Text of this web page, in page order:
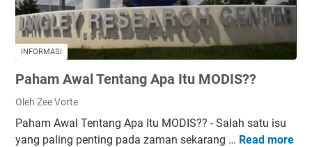
INFORMASI
Paham Awal Tentang Apa Itu MODIS??
Oleh Zee Vorte
Paham Awal Tentang Apa Itu MODIS?? - Salah satu isu
yang paling penting pada zaman sekarang … Read more
P